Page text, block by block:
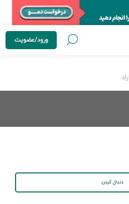
ورود/عضویت
اراد
دنبال کردن